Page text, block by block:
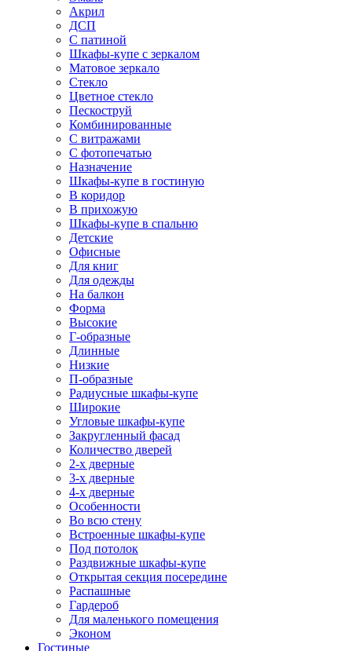
Акрил
ДСП
С патиной
Шкафы-купе с зеркалом
Матовое зеркало
Стекло
Цветное стекло
Пескоструй
Комбинированные
С витражами
С фотопечатью
Назначение
Шкафы-купе в гостиную
В коридор
В прихожую
Шкафы-купе в спальню
Детские
Офисные
Для книг
Для одежды
На балкон
Форма
Высокие
Г-образные
Длинные
Низкие
П-образные
Радиусные шкафы-купе
Широкие
Угловые шкафы-купе
Закругленный фасад
Количество дверей
2-х дверные
3-х дверные
4-х дверные
Особенности
Во всю стену
Встроенные шкафы-купе
Под потолок
Раздвижные шкафы-купе
Открытая секция посередине
Распашные
Гардероб
Для маленького помещения
Эконом
Гостиные